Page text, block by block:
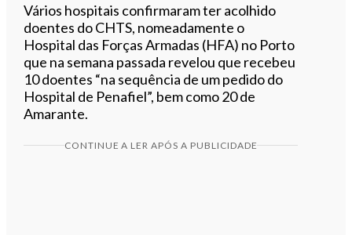
Vários hospitais confirmaram ter acolhido
doentes do CHTS, nomeadamente o
Hospital das Forças Armadas (HFA) no Porto
que na semana passada revelou que recebeu
10 doentes “na sequência de um pedido do
Hospital de Penafiel”, bem como 20 de
Amarante.
CONTINUE A LER APÓS A PUBLICIDADE